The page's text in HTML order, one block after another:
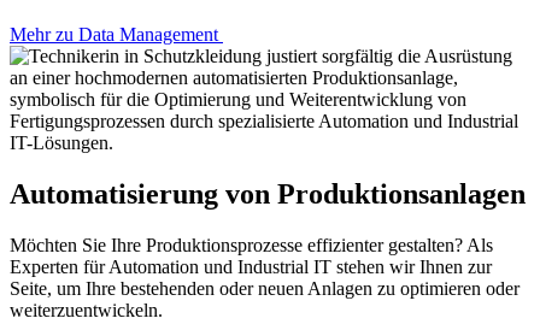
Mehr zu Data Management
Automatisierung von Produktionsanlagen
Möchten Sie Ihre Produktionsprozesse effizienter gestalten? Als
Experten für Automation und Industrial IT stehen wir Ihnen zur
Seite, um Ihre bestehenden oder neuen Anlagen zu optimieren oder
weiterzuentwickeln.